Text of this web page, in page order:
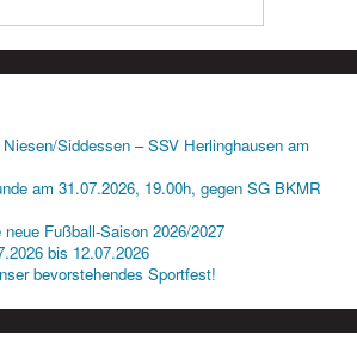
Siddessen – SSV Herlinghausen am
am 31.07.2026, 19.00h, gegen SG BKMR
Fußball-Saison 2026/2027
bis 12.07.2026
bevorstehendes Sportfest!